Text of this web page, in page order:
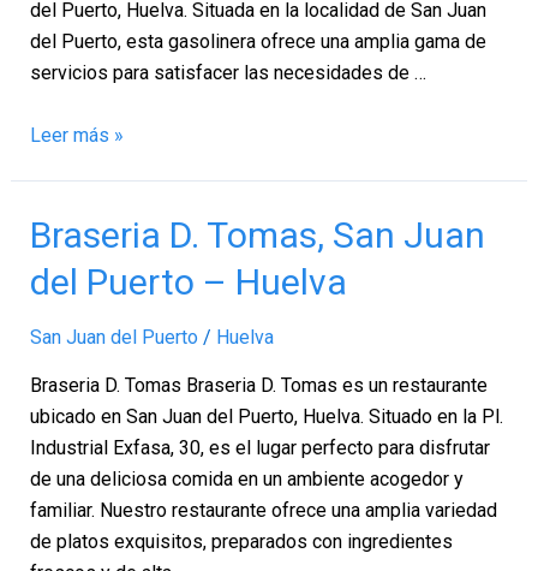
del Puerto, Huelva. Situada en la localidad de San Juan
del Puerto, esta gasolinera ofrece una amplia gama de
servicios para satisfacer las necesidades de …
Juan
del
Puerto
Huelva
Leer más »
Braseria D. Tomas, San Juan
del Puerto – Huelva
San Juan del Puerto/ Huelva
Braseria D. Tomas Braseria D. Tomas es un restaurante
ubicado en San Juan del Puerto, Huelva. Situado en la Pl.
Industrial Exfasa, 30, es el lugar perfecto para disfrutar
de una deliciosa comida en un ambiente acogedor y
familiar. Nuestro restaurante ofrece una amplia variedad
de platos exquisitos, preparados con ingredientes
Braseria
D.
Tomas,
Juan
del
Puerto
–
Huelva